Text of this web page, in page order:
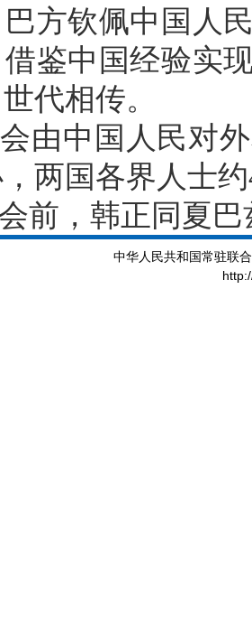
方钦佩中国人
鉴中国经验实
代相传。
由中国人民对
两国各界人士
前，韩正同夏巴
中华人民共和国常驻联